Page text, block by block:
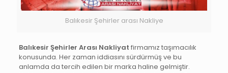
Balıkesir Şehirler arası Nakliye
Balıkesir Şehirler Arası Nakliyat firmamız taşımacılık
konusunda. Her zaman iddiasını sürdürmüş ve bu
anlamda da tercih edilen bir marka haline gelmiştir.